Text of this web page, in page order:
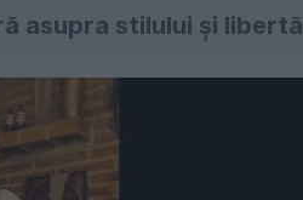
asupra stilului și